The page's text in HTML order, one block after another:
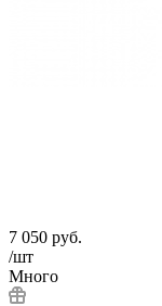
7 050 руб.
/шт
Много